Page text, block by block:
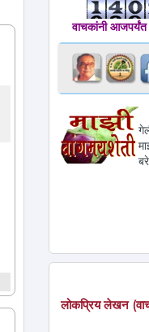
वाचकांनी आजपर्यंत
लोकप्रिय लेखन